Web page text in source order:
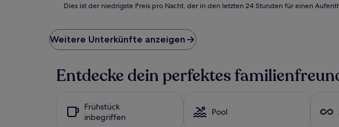
der
niedrigste
Preis
Nacht,
der
letzten
24 Stunden
Dies ist der niedrigste Preis pro Nacht, der in den letzten 24 Stunden für einen
Weitere Unterkünfte anzeigen
Entdecke dein perfektes
Frühstück
inbegriffen
Pool